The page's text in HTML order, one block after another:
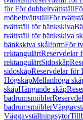
för För dubbeltvättställ
möbeltvättställFör
tvättställ för bänkskiva
tvättställ för bänkskiva
bänkskiva skålformFör
rektangulärtReservdelar
rektangulärtSidoskåp
sidoskåpReservdelar för
HögskåpMellanhöga
skåpHängande skåp
badrumsmöbler
badrumsmöbler
Väggavställningsytor